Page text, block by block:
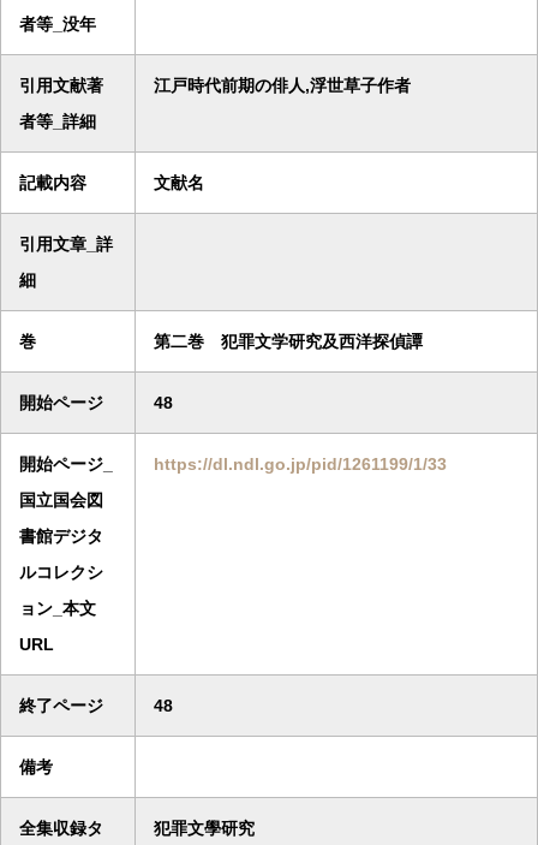
者等_没年
引用文献著
者等_詳細
江戸時代前期の俳人,浮世草子作者
記載内容 文献名
引用文章_詳
細
巻 第二巻 犯罪文学研究及西洋探偵譚
開始ページ 48
開始ページ_
国立国会図
書館デジタ
ルコレクシ
ョン_本文
URL
https://dl.ndl.go.jp/pid/1261199/1/33
終了ページ 48
備考
全集収録タ
犯罪文學研究